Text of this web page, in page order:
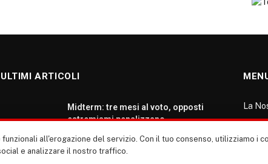
ULTIMI ARTICOLI
Midterm: tre mesi al voto, opposti
estremismi penalizzano
AGOSTO 5, 2026
La
all'erogazione del servizio. Con il tuo consenso, utilizziamo i
e analizzare il nostro traffico.